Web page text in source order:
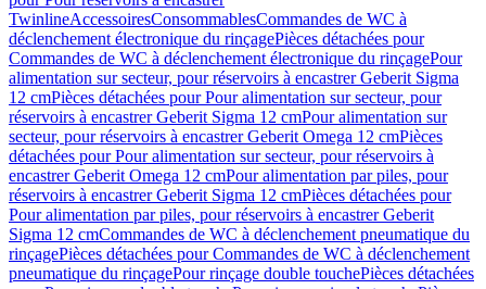
TwinlineAccessoiresConsommablesCommandes de WC à
déclenchement électronique du rinçagePièces détachées pour
Commandes de WC à déclenchement électronique du rinçagePour
alimentation sur secteur, pour réservoirs à encastrer Geberit Sigma
12 cmPièces détachées pour Pour alimentation sur secteur, pour
réservoirs à encastrer Geberit Sigma 12 cmPour alimentation sur
secteur, pour réservoirs à encastrer Geberit Omega 12 cmPièces
détachées pour Pour alimentation sur secteur, pour réservoirs à
encastrer Geberit Omega 12 cmPour alimentation par piles, pour
réservoirs à encastrer Geberit Sigma 12 cmPièces détachées pour
Pour alimentation par piles, pour réservoirs à encastrer Geberit
Sigma 12 cmCommandes de WC à déclenchement pneumatique du
rinçagePièces détachées pour Commandes de WC à déclenchement
pneumatique du rinçagePour rinçage double touchePièces détachées